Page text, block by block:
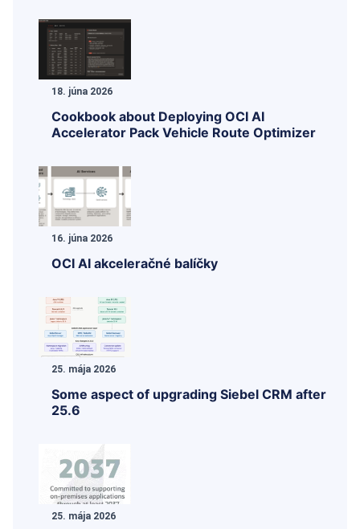
18. júna 2026
Cookbook about Deploying OCI AI
Accelerator Pack Vehicle Route Optimizer
16. júna 2026
OCI AI akceleračné balíčky
25. mája 2026
Some aspect of upgrading Siebel CRM after
25.6
25. mája 2026